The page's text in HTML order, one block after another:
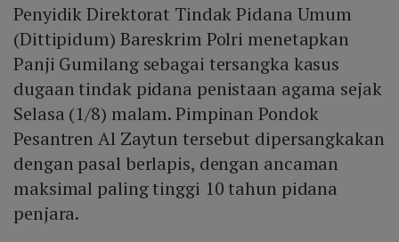
Penyidik Direktorat Tindak Pidana Umum
(Dittipidum) Bareskrim Polri menetapkan
Panji Gumilang sebagai tersangka kasus
dugaan tindak pidana penistaan agama sejak
Selasa (1/8) malam. Pimpinan Pondok
Pesantren Al Zaytun tersebut dipersangkakan
dengan pasal berlapis, dengan ancaman
maksimal paling tinggi 10 tahun pidana
penjara.